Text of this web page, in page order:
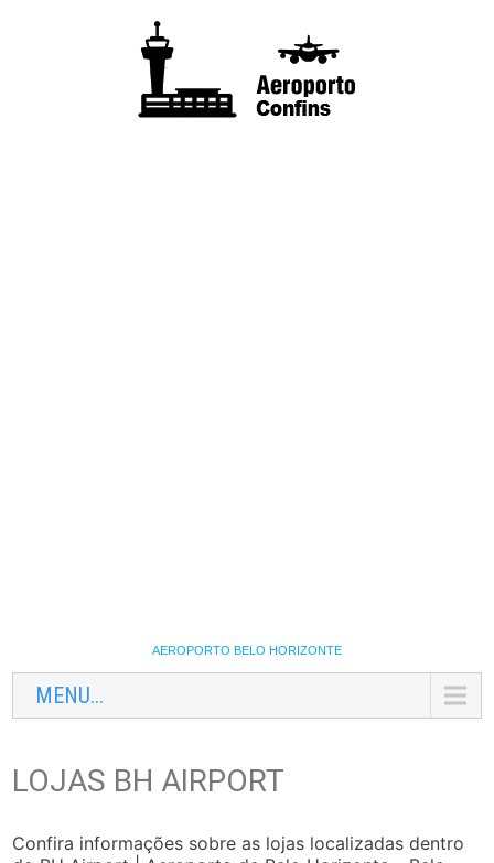
AEROPORTO BELO HORIZONTE
MENU...
LOJAS BH AIRPORT
Confira informações sobre as lojas localizadas dentro